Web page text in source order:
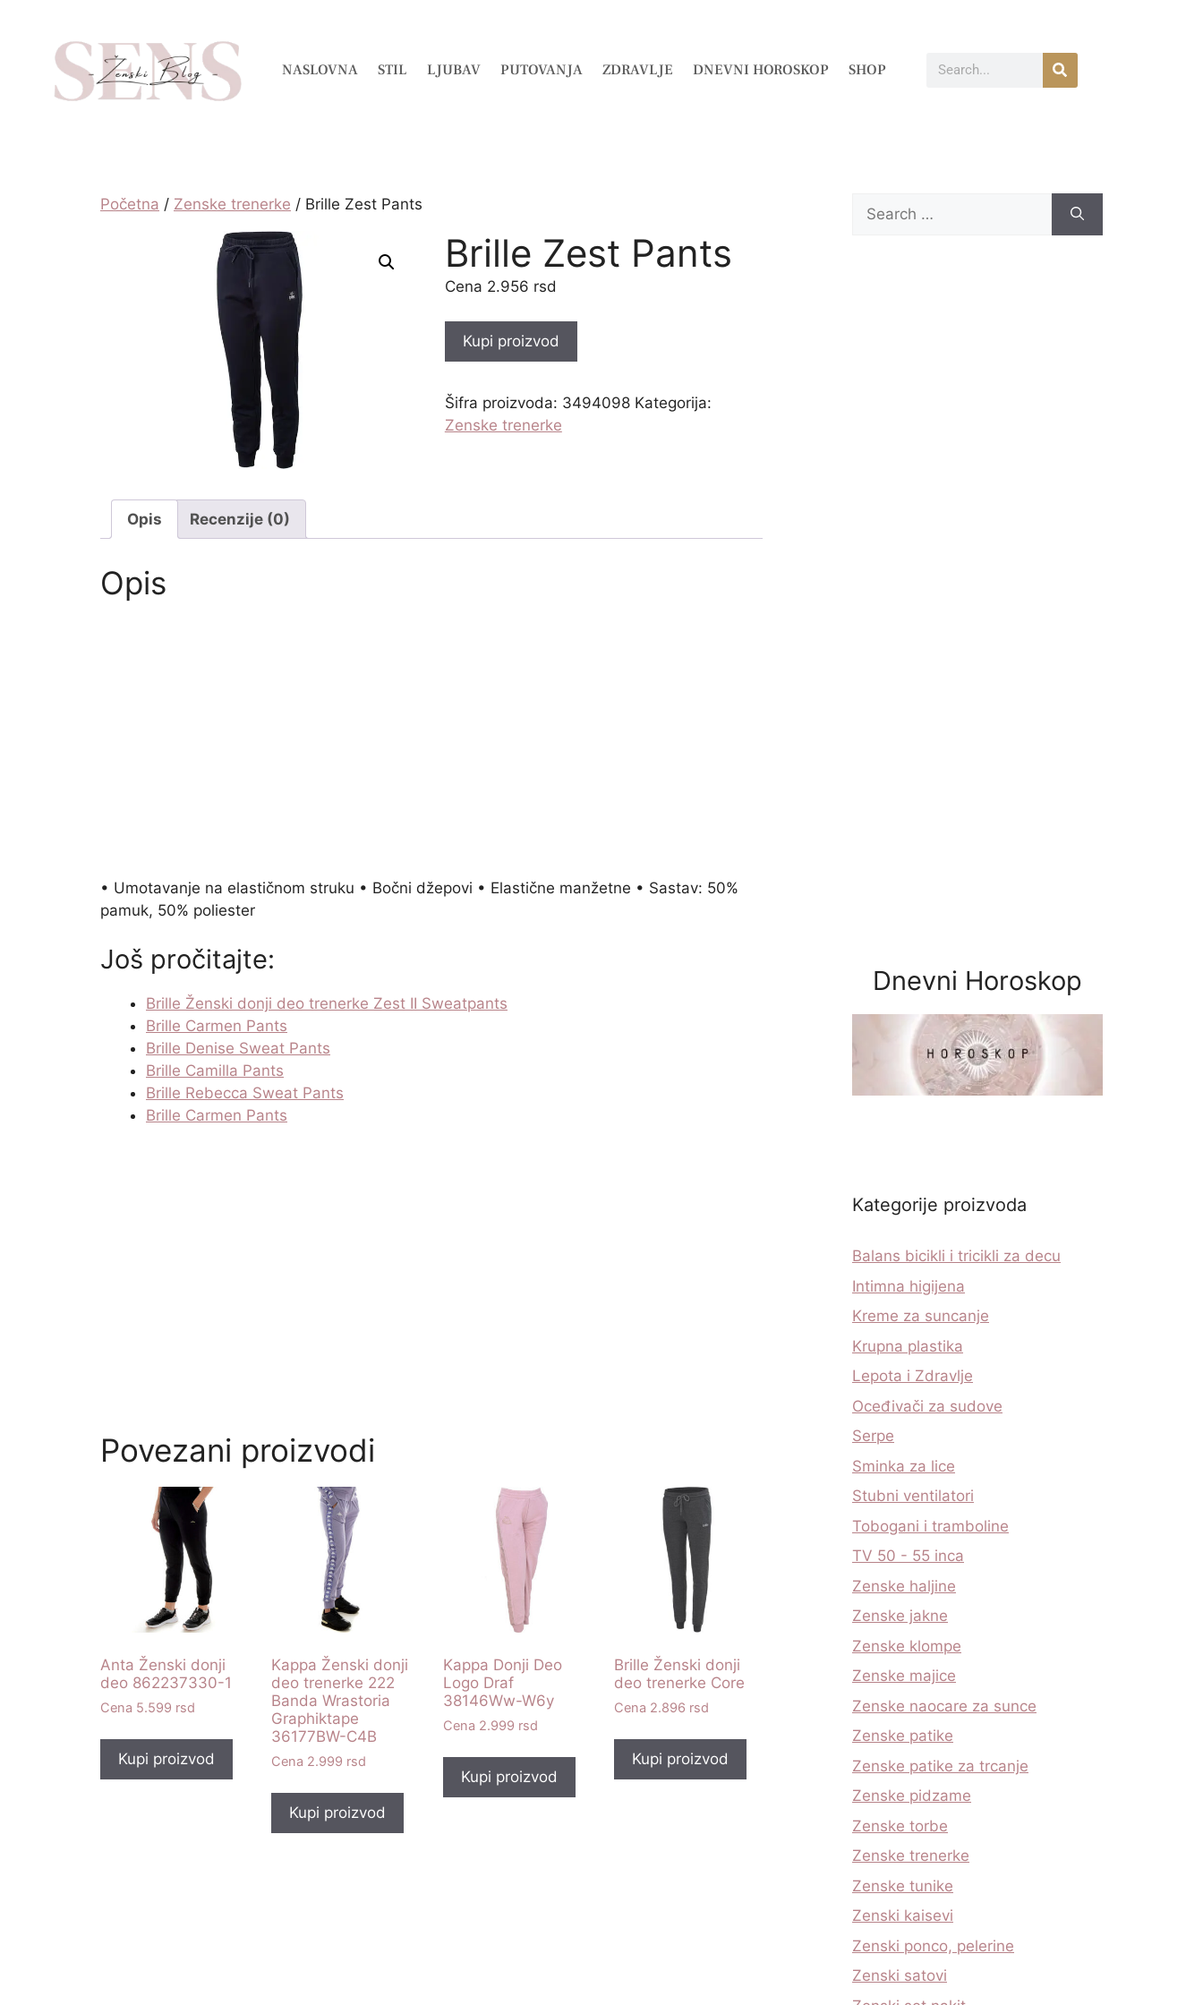
NASLOVNA STIL LJUBAV PUTOVANJA ZDRAVLJE DNEVNI HOROSKOP SHOP
Početna / Zenske trenerke / Brille Zest Pants
Brille Zest Pants
2.956 rsd
Kupi proizvod
Šifra proizvoda: 3494098 Kategorija:
Zenske trenerke
Opis Recenzije (0)
Opis
• Umotavanje na elastičnom struku • Bočni džepovi • Elastične manžetne • Sastav: 50%
pamuk, 50% poliester
Još pročitajte:
Brille Ženski donji deo trenerke Zest II Sweatpants
Brille Carmen Pants
Brille Denise Sweat Pants
Brille Camilla Pants
Brille Rebecca Sweat Pants
Brille Carmen Pants
Povezani proizvodi
Anta Ženski donji
deo 862237330-1
5.599 rsd
Kupi proizvod
Kappa Ženski donji
deo trenerke 222
Banda Wrastoria
Graphiktape
36177BW-C4B
2.999 rsd
Kupi proizvod
Kappa Donji Deo
Logo Draf
38146Ww-W6y
2.999 rsd
Kupi proizvod
Brille Ženski donji
deo trenerke Core
2.896 rsd
Kupi proizvod
Dnevni Horoskop
Kategorije proizvoda
Balans bicikli i tricikli za decu
Intimna higijena
Kreme za suncanje
Krupna plastika
Lepota i Zdravlje
Oceđivači za sudove
Serpe
Sminka za lice
Stubni ventilatori
Tobogani i tramboline
TV 50 - 55 inca
Zenske haljine
Zenske jakne
Zenske klompe
Zenske majice
Zenske naocare za sunce
Zenske patike
Zenske patike za trcanje
Zenske pidzame
Zenske torbe
Zenske trenerke
Zenske tunike
Zenski kaisevi
Zenski ponco, pelerine
Zenski satovi